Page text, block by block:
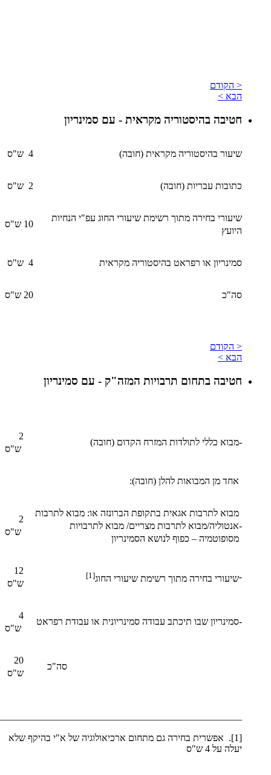
< הקודם
הבא >
חטיבה בהיסטוריה מקראית - עם סמינריון
שיעור בהיסטוריה מקראית (חובה) 4 ש"ס
כתובות עבריות (חובה) 2 ש"ס
שיעורי בחירה מתוך רשימת שיעורי החוג עפ"י הנחיות
היועץ
10 ש"ס
סמינריון או רפראט בהיסטוריה מקראית 4 ש"ס
סה"כ 20 ש"ס
< הקודם
הבא >
חטיבה בתחום תרבויות המזה"ק - עם סמינריון
-מבוא כללי לתולדות המזרח הקדום (חובה)
2
ש"ס
אחד מן המבואות להלן (חובה):
-
מבוא לתרבות אגאית בתקופת הברונזה או: מבוא לתרבות
אנטוליה/מבוא לתרבות מצריים/ מבוא לתרבויות
מסופוטמיה – כפוף לנושא הסמינריון
2
ש"ס
-שיעורי בחירה מתוך רשימת שיעורי החוג[1]
12
ש"ס
-סמינריון שבו תיכתב עבודה סמינריונית או עבודת רפראט
4
ש"ס
סה"כ
20
ש"ס
[1]. אפשרית בחירה גם מתחום ארכיאולוגיה של א"י בהיקף שלא
יעלה על 4 ש"ס